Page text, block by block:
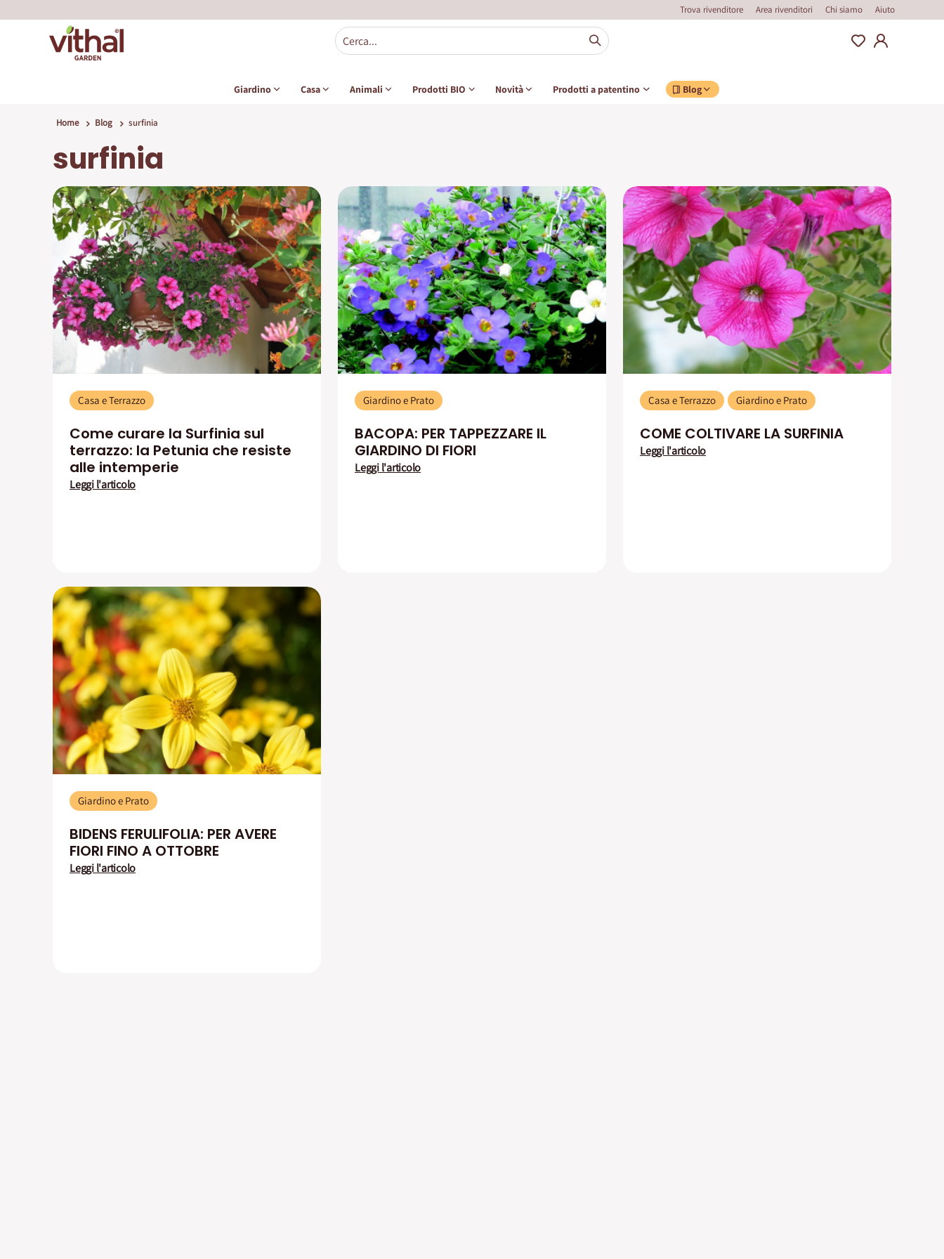
Trova rivenditore Area rivenditori Chi siamo Aiuto
Giardino Casa Animali Prodotti BIO Novità Prodotti a patentino Blog
Home Blog surfinia
surfinia
Casa e Terrazzo
Come curare la Surfinia sul
terrazzo: la Petunia che resiste
alle intemperie
Leggi l'articolo
Giardino e Prato
BACOPA: PER TAPPEZZARE IL
GIARDINO DI FIORI
Leggi l'articolo
Casa e Terrazzo Giardino e Prato
COME COLTIVARE LA SURFINIA
Leggi l'articolo
Giardino e Prato
BIDENS FERULIFOLIA: PER AVERE
FIORI FINO A OTTOBRE
Leggi l'articolo